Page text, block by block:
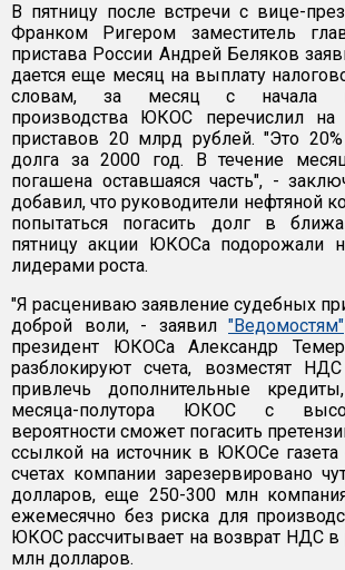
В пятницу после встречи с вице-
Франком Ригером заместитель
пристава России Андрей Беляков
дается еще месяц на выплату
словам, за месяц с начала
производства ЮКОС перечислил на
приставов 20 млрд рублей. "Это
долга за 2000 год. В течение
погашена оставшаяся часть", -
добавил, что руководители нефтяной
попытаться погасить долг в
пятницу акции ЮКОСа подорожали
лидерами роста.
"Я расцениваю заявление судебных
доброй воли, - заявил "Ведомостям"
президент ЮКОСа Александр
разблокируют счета, возместят
привлечь дополнительные
месяца-полутора ЮКОС с
вероятности сможет погасить
ссылкой на источник в ЮКОСе газета
счетах компании зарезервировано
долларов, еще 250-300 млн
ежемесячно без риска для
ЮКОС рассчитывает на возврат НДС в
млн долларов.